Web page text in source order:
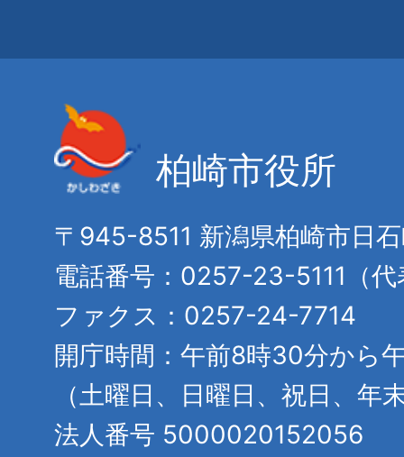
柏崎市役所
〒945-8511 新潟県柏崎市日
電話番号：0257-23-5111（代
ファクス：0257-24-7714
開庁時間：午前8時30分から
（土曜日、日曜日、祝日、年
法人番号 5000020152056